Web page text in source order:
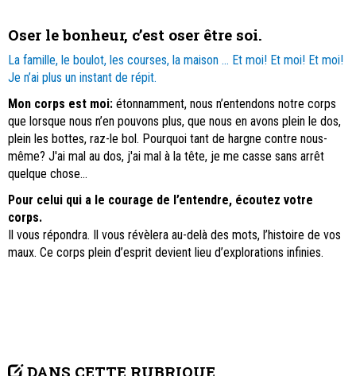
Oser le bonheur, c’est oser être soi.
La famille, le boulot, les courses, la maison … Et moi! Et moi! Et moi!
Je n’ai plus un instant de répit.
Mon corps est moi: étonnamment, nous n’entendons notre corps
que lorsque nous n’en pouvons plus, que nous en avons plein le dos,
plein les bottes, raz-le bol. Pourquoi tant de hargne contre nous-
même? J'ai mal au dos, j'ai mal à la tête, je me casse sans arrêt
quelque chose...
Pour celui qui a le courage de l’entendre, écoutez votre
corps.
Il vous répondra. Il vous révèlera au-delà des mots, l’histoire de vos
maux. Ce corps plein d’esprit devient lieu d’explorations infinies.
DANS CETTE RUBRIQUE